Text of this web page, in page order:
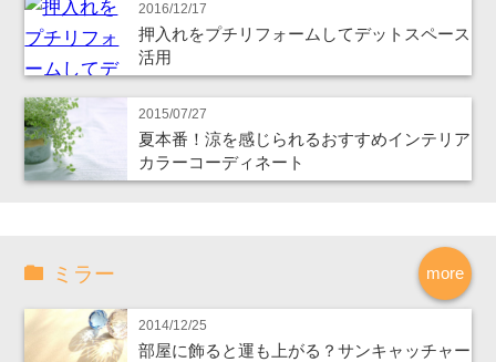
2016/12/17
押入れをプチリフォームしてデットスペース
活用
2015/07/27
夏本番！涼を感じられるおすすめインテリア
カラーコーディネート
more
ミラー
2014/12/25
部屋に飾ると運も上がる？サンキャッチャー